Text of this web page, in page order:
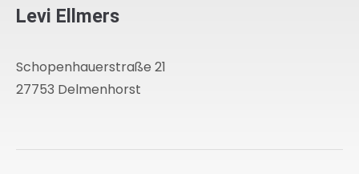
Levi Ellmers
Schopenhauerstraße 21
27753 Delmenhorst